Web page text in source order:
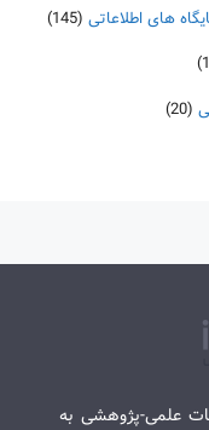
های اطلاعاتی (145)
(20)
علمی-پژوهشی به